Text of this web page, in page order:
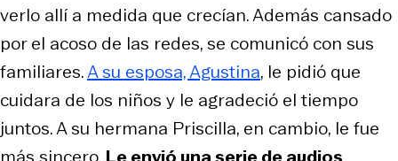
verlo allí a medida que crecían. Además cansado
por el acoso de las redes, se comunicó con sus
familiares.A su esposa, Agustina, le pidió que
cuidara de los niños y le agradeció el tiempo
juntos. A su hermana Priscilla, en cambio, le fue